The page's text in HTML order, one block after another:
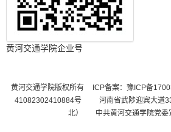
黄河交通学院企业号
黄河交通学院版权所有 ICP备案：豫ICP备
41082302410884号
河南省武陟迎宾大道
北） 中共黄河交通学院党委